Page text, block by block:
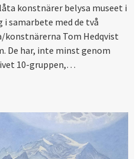
konstnärer belysa museet i
samarbete med de två
Tom Hedqvist
De har, inte minst genom
10-gruppen,…